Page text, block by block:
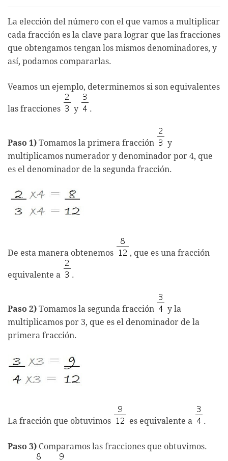
La elección del número con el que vamos a multiplicar
cada fracción es la clave para lograr que las fracciones
que obtengamos tengan los mismos denominadores, y
así, podamos compararlas.
Veamos un ejemplo, determinemos si son equivalentes
las fracciones y .
Paso 1) Tomamos la primera fracción
y
multiplicamos numerador y denominador por 4, que
es el denominador de la segunda fracción.
De esta manera obtenemos , que es una fracción
equivalente a .
Paso 2) Tomamos la segunda fracción
y la
multiplicamos por 3, que es el denominador de la
primera fracción.
La fracción que obtuvimos es equivalente a .
Paso 3) Comparamos las fracciones que obtuvimos.